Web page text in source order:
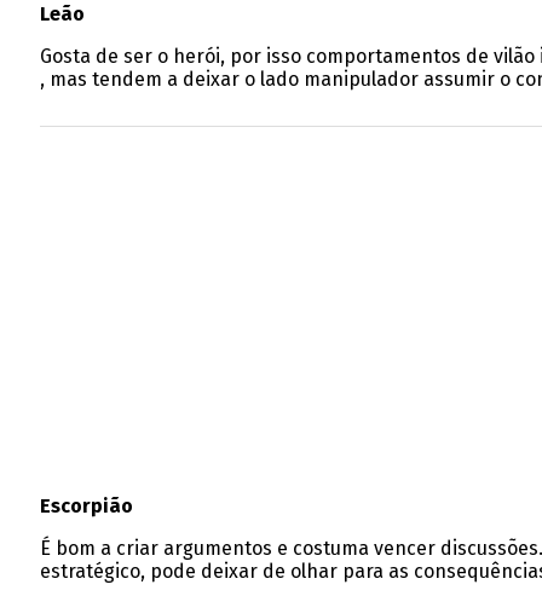
Leão
Gosta de ser o herói, por isso comportamentos de
, mas tendem a deixar o lado manipulador assumir o
Escorpião
É bom a criar argumentos e costuma vencer
estratégico, pode deixar de olhar para as